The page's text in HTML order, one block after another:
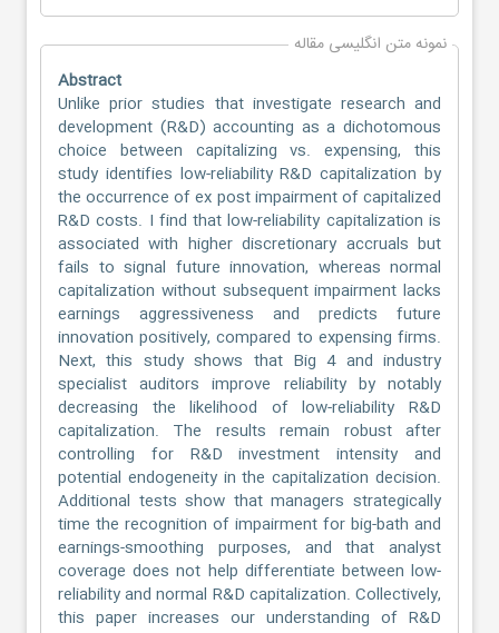
نمونه متن انگلیسی مقاله
Abstract
Unlike prior studies that investigate research and
development (R&D) accounting as a dichotomous
choice between capitalizing vs. expensing, this
study identifies low-reliability R&D capitalization by
the occurrence of ex post impairment of capitalized
R&D costs. I find that low-reliability capitalization is
associated with higher discretionary accruals but
fails to signal future innovation, whereas normal
capitalization without subsequent impairment lacks
earnings aggressiveness and predicts future
innovation positively, compared to expensing firms.
Next, this study shows that Big 4 and industry
specialist auditors improve reliability by notably
decreasing the likelihood of low-reliability R&D
capitalization. The results remain robust after
controlling for R&D investment intensity and
potential endogeneity in the capitalization decision.
Additional tests show that managers strategically
time the recognition of impairment for big-bath and
earnings-smoothing purposes, and that analyst
coverage does not help differentiate between low-
reliability and normal R&D capitalization. Collectively,
this paper increases our understanding of R&D